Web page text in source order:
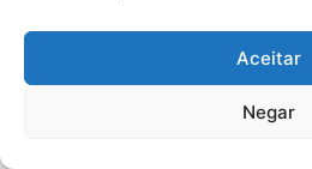
Aceitar
Negar
Eleições 2026:
promotores
reunião de